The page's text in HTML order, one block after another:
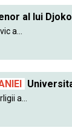
al lui
a...
a...